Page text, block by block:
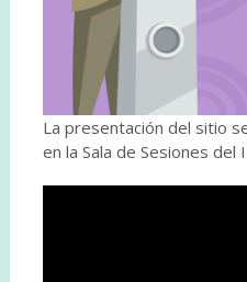
La presentación del sitio
en la Sala de Sesiones del